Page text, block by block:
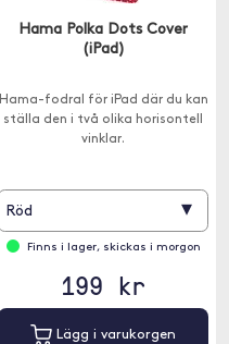
Hama Polka Dots Cover
(iPad)
Hama-fodral för iPad där du kan
ställa den i två olika horisontell
vinklar.
Röd ▾
Finns i lager, skickas i morgon
199 kr
Lägg i varukorgen